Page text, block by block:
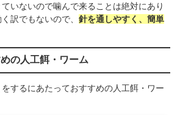
いないので噛んで来ることは絶対にあり
訳でもないので、 針を通しやすく、簡単
の人工餌・ワーム
するにあたっておすすめの人工餌・ワー